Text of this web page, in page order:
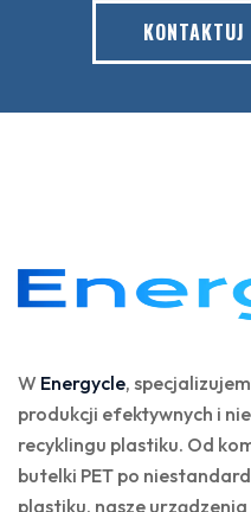
W Energycle,
produkcji efektywnych i
recyklingu plastiku. Od
butelki PET po
plastiku, nasze